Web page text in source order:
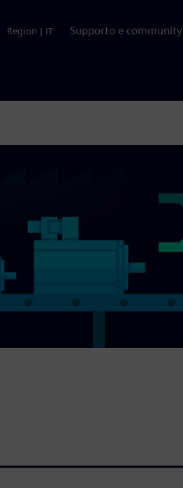
Region | IT Supporto e community